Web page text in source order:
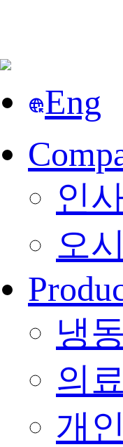
captive_portalEng
인
오
냉
의
개